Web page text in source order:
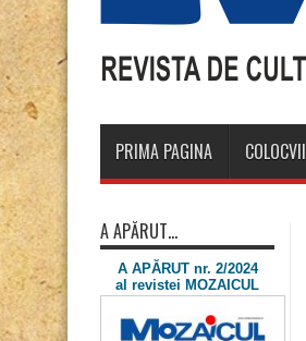
PRIMA PAGINA COLOCVII
A APĂRUT…
A APĂRUT nr. 2/2024
al revistei MOZAICUL